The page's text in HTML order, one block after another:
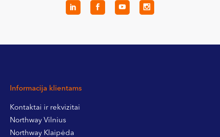
Informacija klientams
Kontaktai ir rekvizitai
Northway Vilnius
Northway Klaipėda